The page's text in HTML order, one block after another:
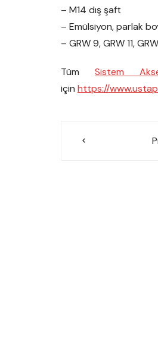
– M14 dış şaft
– Emülsiyon, parlak
– GRW 9, GRW 11,
Tüm Sistem
için https://